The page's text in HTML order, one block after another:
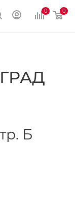
0 0
Б